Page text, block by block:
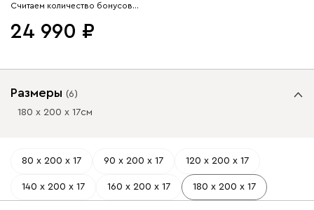
Считаем количество бонусов…
24 990
Размеры (6)
180 х 200 х 17см
80 х 200 х 17 90 х 200 х 17 120 х 200 х 17
140 х 200 х 17 160 х 200 х 17 180 х 200 х 17